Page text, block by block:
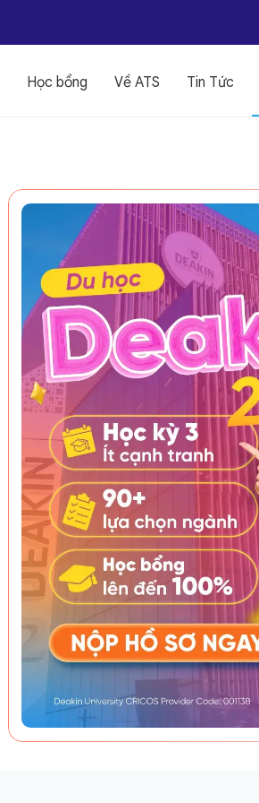
Học bổng Về ATS Tin Tức